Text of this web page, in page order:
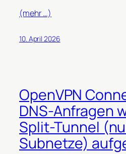
(mehr …)
10. April 2026
OpenVPN
DNS-Anfragen
Split-Tunnel
Subnetze)